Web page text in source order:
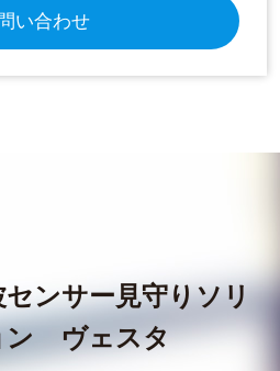
い合わせ
ンサー見守りソリ
ン ヴェスタ